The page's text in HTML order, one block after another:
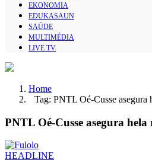
EKONOMIA
EDUKASAUN
SAÚDE
MULTIMÉDIA
LIVE TV
Home
Tag: PNTL Oé-Cusse asegura
PNTL Oé-Cusse asegura
HEADLINE